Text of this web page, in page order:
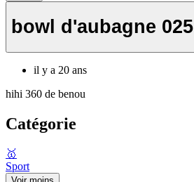
bowl d'aubagne 025
il y a 20 ans
hihi 360 de benou
Catégorie
🥇
Sport